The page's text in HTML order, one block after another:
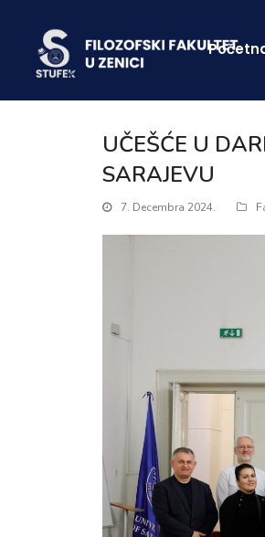
UČEŠĆE U
SARAJEVU
7. Decembra 2024.